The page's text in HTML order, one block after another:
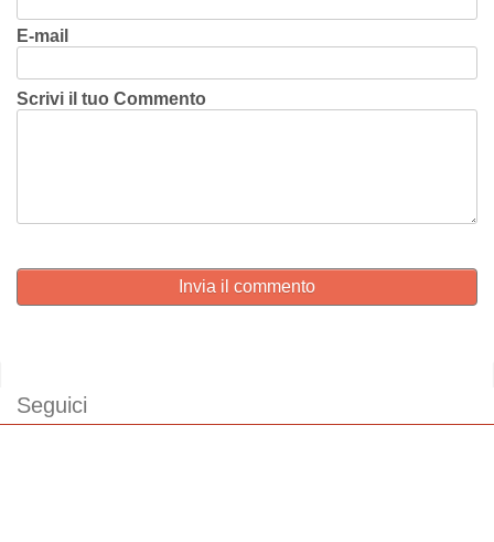
E-mail
Scrivi il tuo Commento
Invia il commento
Seguici